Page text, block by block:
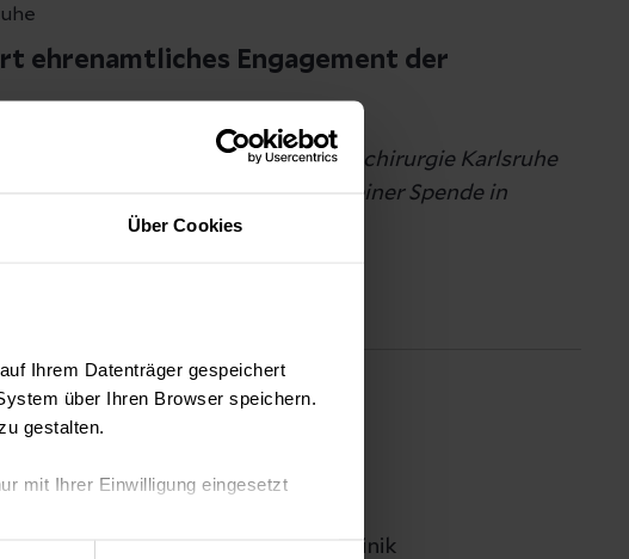
ehrenamtliches Engagement der
die Helios Klinik für Herzchirurgie Karlsruhe
ihrer Mitarbeitenden mit einer Spende in
Mitarbeiter:innen der Helios Klinik